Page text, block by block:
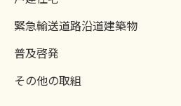
緊急輸送道路沿道建築物
普及啓発
その他の取組